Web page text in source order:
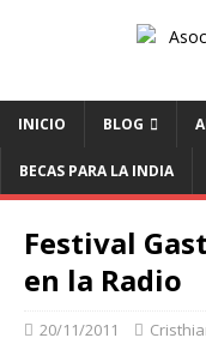
INICIO BLOG
BECAS PARA LA INDIA
Festival
en la Radio
20/11/2011